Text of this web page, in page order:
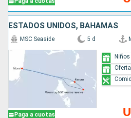
ESTADOS UNIDOS, BAHAMAS
Paga a cuotas
MSC Seaside 5 d